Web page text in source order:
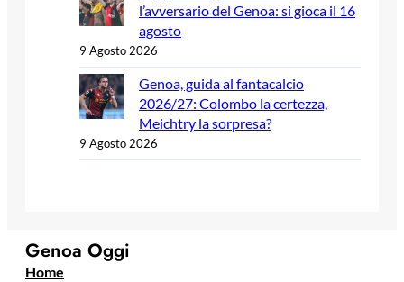
l’avversario del Genoa: si gioca il 16
agosto
9 Agosto 2026
Genoa, guida al fantacalcio
2026/27: Colombo la certezza,
Meichtry la sorpresa?
9 Agosto 2026
Genoa Oggi
Home